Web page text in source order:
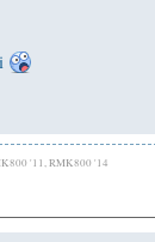
'11, RMK800 '14